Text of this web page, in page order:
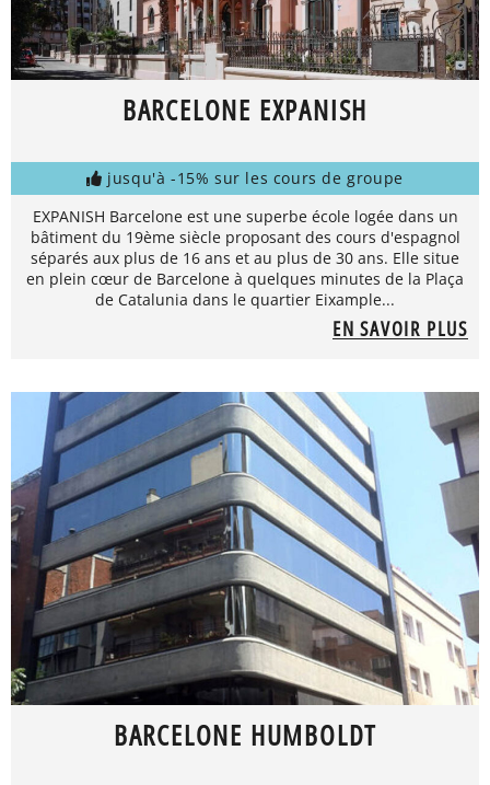
BARCELONE EXPANISH
jusqu'à -15% sur les cours de groupe
EXPANISH Barcelone est une superbe école logée dans un
bâtiment du 19ème siècle proposant des cours d'espagnol
séparés aux plus de 16 ans et au plus de 30 ans. Elle situe
en plein cœur de Barcelone à quelques minutes de la Plaça
de Catalunia dans le quartier Eixample...
EN SAVOIR PLUS
BARCELONE HUMBOLDT